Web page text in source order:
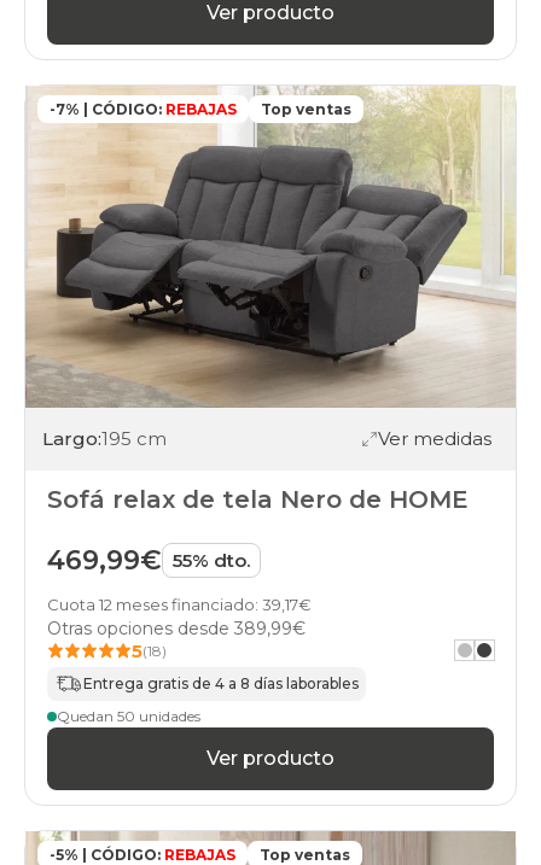
Ver producto
-7% | CÓDIGO: REBAJAS Top ventas
Largo:195 cm Ver medidas
Sofá relax de tela Nero de HOME
469,99€ 55% dto.
Cuota 12 meses financiado: 39,17€
Otras opciones desde 389,99€
5(18)
Entrega gratis de 4 a 8 días laborables
Quedan 50 unidades
Ver producto
-5% | CÓDIGO: REBAJAS Top ventas